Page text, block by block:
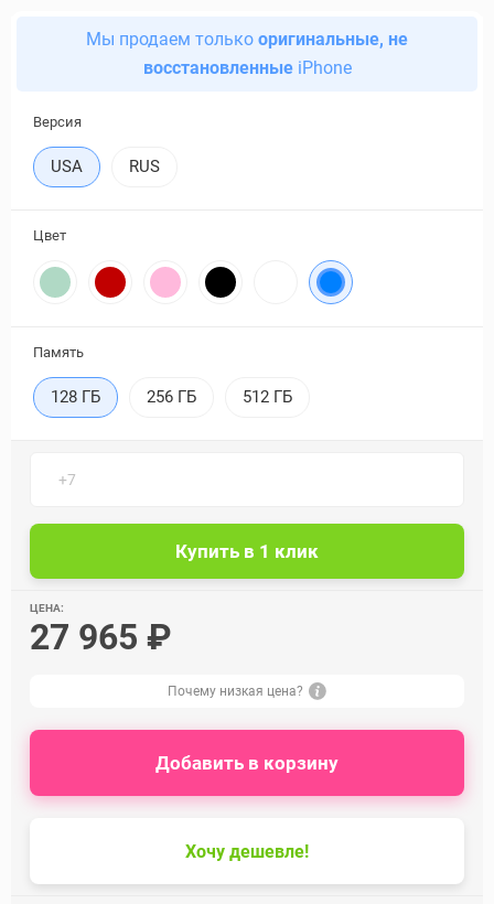
Мы продаем только оригинальные, не
восстановленныеiPhone
Версия
USA RUS
Цвет
Память
128 ГБ 256 ГБ 512 ГБ
ЦЕНА:
27 965 ₽
Почему низкая цена?
Хочу дешевле!
Добавить в корзину